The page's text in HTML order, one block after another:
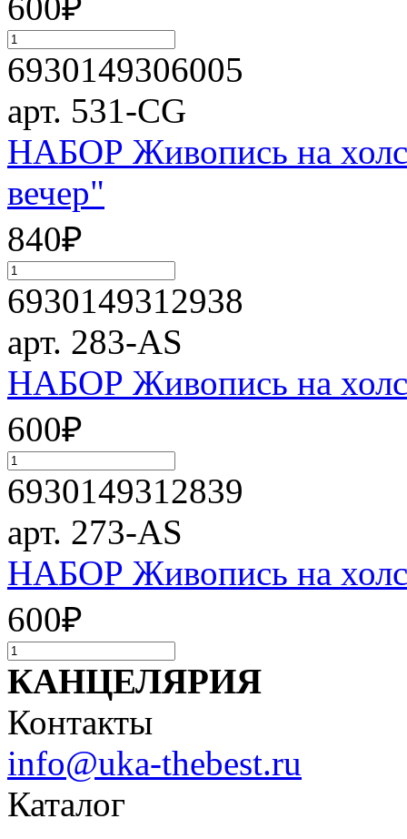
600₽
6930149306005
арт. 531-CG
НАБОР Живопись на
вечер"
840₽
6930149312938
арт. 283-AS
НАБОР Живопись на
600₽
6930149312839
арт. 273-AS
НАБОР Живопись на
600₽
КАНЦЕЛЯРИЯ
Контакты
info@uka-thebest.ru
Каталог